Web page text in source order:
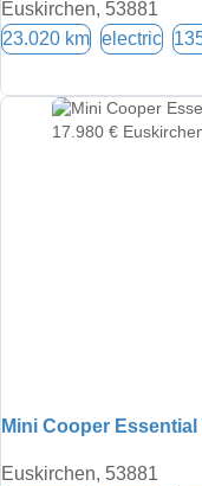
Euskirchen, 53881
23.020 km electric
Mini Cooper Essential
Euskirchen, 53881